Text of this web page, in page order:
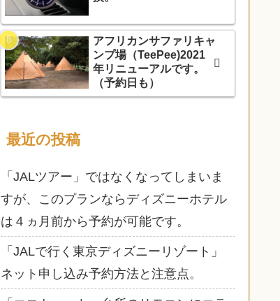
アフリカンサファリキャ
ンプ場（TeePee)2021
年リニューアルです。
（予約日も）
最近の投稿
「JALツアー」ではなくなってしまいま
すが、このプランならディズニーホテル
は４ヵ月前から予約が可能です。
「JALで行く東京ディズニーリゾート」
ネット申し込み予約方法と注意点。